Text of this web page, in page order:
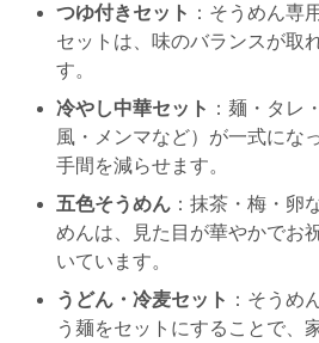
つゆ付きセット ：そうめん専
セットは、味のバランスが取
す。
冷やし中華セット ：麺・タレ
風・メンマなど）が一式にな
手間を減らせます。
五色そうめん ：抹茶・梅・卵
めんは、見た目が華やかでお
いています。
うどん・冷麦セット ：そうめ
う麺をセットにすることで、